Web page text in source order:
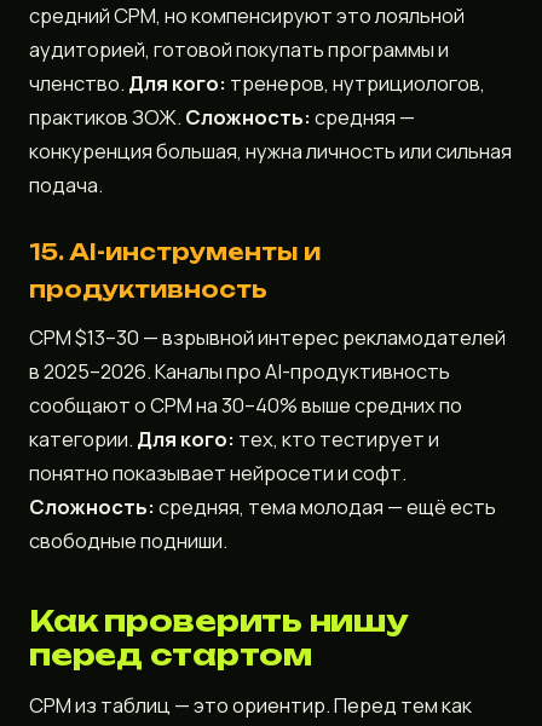
средний CPM, но компенсируют это лояльной
аудиторией, готовой покупать программы и
членство. Для кого: тренеров, нутрициологов,
практиков ЗОЖ. Сложность:средняя —
конкуренция большая, нужна личность или сильная
подача.
15. AI-инструменты и
продуктивность
CPM $13–30 — взрывной интерес рекламодателей
в 2025–2026. Каналы про AI-продуктивность
сообщают о CPM на 30–40% выше средних по
категории. Для кого: тех, кто тестирует и
понятно показывает нейросети и софт.
Сложность:средняя, тема молодая — ещё есть
свободные подниши.
Как проверить нишу
перед стартом
CPM из таблиц — это ориентир. Перед тем как